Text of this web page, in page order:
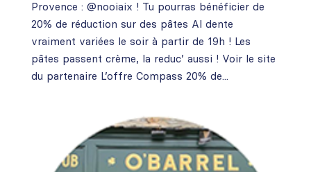
Provence : @nooiaix ! Tu pourras bénéficier de
20% de réduction sur des pâtes Al dente
vraiment variées le soir à partir de 19h ! Les
pâtes passent crème, la reduc’ aussi ! Voir le site
du partenaire L’offre Compass 20% de...